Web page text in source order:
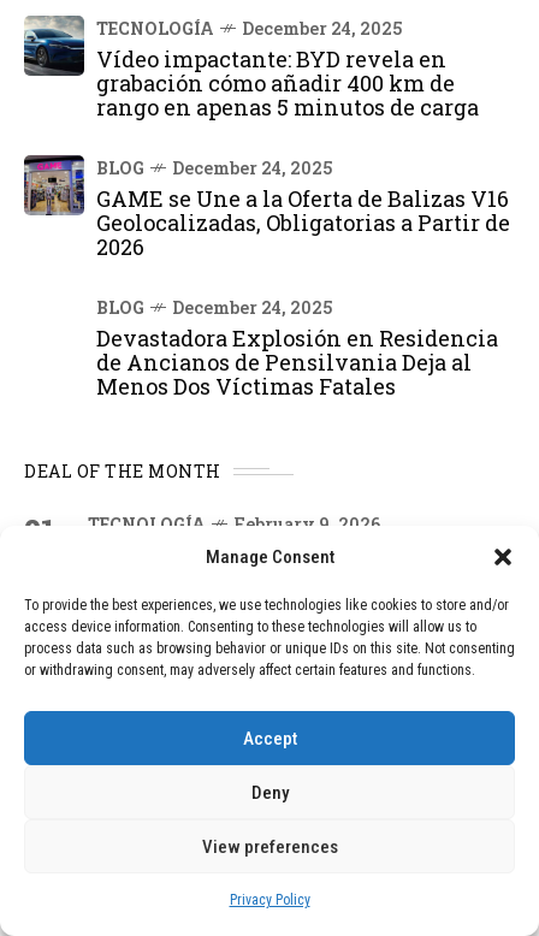
Manage Consent
To provide the best experiences, we use technologies like cookies to store and/or
access device information. Consenting to these technologies will allow us to
process data such as browsing behavior or unique IDs on this site. Not consenting
or withdrawing consent, may adversely affect certain features and functions.
Accept
Deny
View preferences
Privacy Policy
TECNOLOGÍA December 24, 2025
Vídeo impactante: BYD revela en
grabación cómo añadir 400 km de
rango en apenas 5 minutos de carga
BLOG December 24, 2025
GAME se Une a la Oferta de Balizas V16
Geolocalizadas, Obligatorias a Partir de
2026
BLOG December 24, 2025
Devastadora Explosión en Residencia
de Ancianos de Pensilvania Deja al
Menos Dos Víctimas Fatales
DEAL OF THE MONTH
01 TECNOLOGÍA February 9, 2026
Motor de 800 W, rango de 45 km y
solo 300 euros y representa una
adquisición impresionante
02 TECNOLOGÍA December 24, 2025
Vídeo impactante: BYD revela en
grabación cómo añadir 400 km de rango
en apenas 5 minutos de carga
GAME se Une a la Oferta de Balizas V16